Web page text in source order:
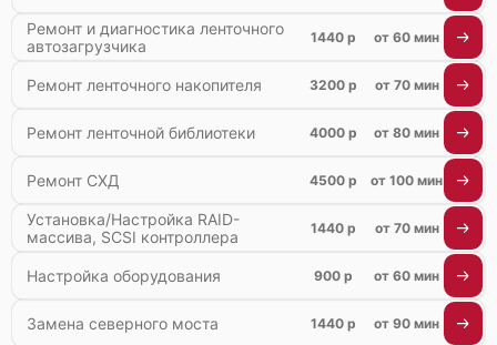
Ремонт и диагностика ленточного
автозагрузчика
1440 р от 60 мин
Ремонт ленточного накопителя 3200 р от 70 мин
Ремонт ленточной библиотеки 4000 р от 80 мин
Ремонт СХД 4500 р от 100 мин
Установка/Настройка RAID-
массива, SCSI контроллера
1440 р от 70 мин
Настройка оборудования 900 р от 60 мин
Замена северного моста 1440 р от 90 мин